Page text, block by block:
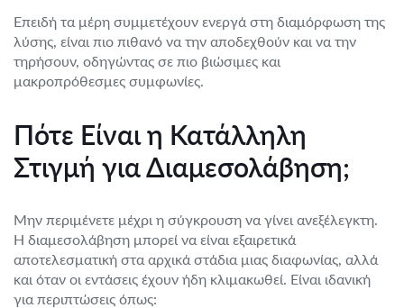
Επειδή τα μέρη συμμετέχουν ενεργά στη διαμόρφωση της
λύσης, είναι πιο πιθανό να την αποδεχθούν και να την
τηρήσουν, οδηγώντας σε πιο βιώσιμες και
μακροπρόθεσμες συμφωνίες.
Πότε Είναι η Κατάλληλη
Στιγμή για Διαμεσολάβηση;
Μην περιμένετε μέχρι η σύγκρουση να γίνει ανεξέλεγκτη.
Η διαμεσολάβηση μπορεί να είναι εξαιρετικά
αποτελεσματική στα αρχικά στάδια μιας διαφωνίας, αλλά
και όταν οι εντάσεις έχουν ήδη κλιμακωθεί. Είναι ιδανική
για περιπτώσεις όπως: